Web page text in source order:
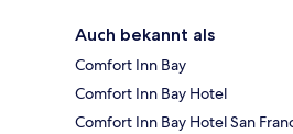
Auch bekannt als
Comfort Inn Bay
Comfort Inn Bay Hotel
Comfort Inn Bay Hotel San